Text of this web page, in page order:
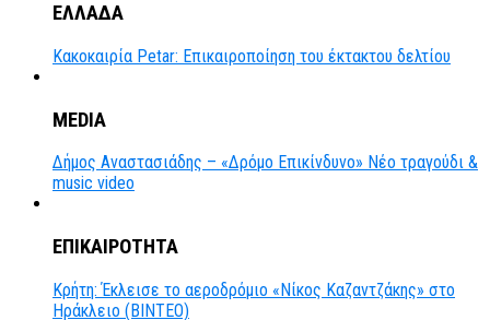
ΕΛΛΑΔΑ
Κακοκαιρία Petar: Επικαιροποίηση του έκτακτου δελτίου
MEDIA
Δήμος Αναστασιάδης – «Δρόμο Επικίνδυνο» Νέο τραγούδι &
music video
ΕΠΙΚΑΙΡΟΤΗΤΑ
Κρήτη: Έκλεισε το αεροδρόμιο «Νίκος Καζαντζάκης» στο
Ηράκλειο (ΒΙΝΤΕΟ)